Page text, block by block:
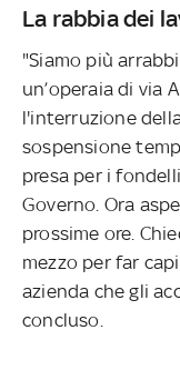
La rabbia dei
"Siamo più
un’operaia di via
l'interruzione
sospensione
presa per i
Governo. Ora
prossime ore.
mezzo per far
azienda che gli
concluso.